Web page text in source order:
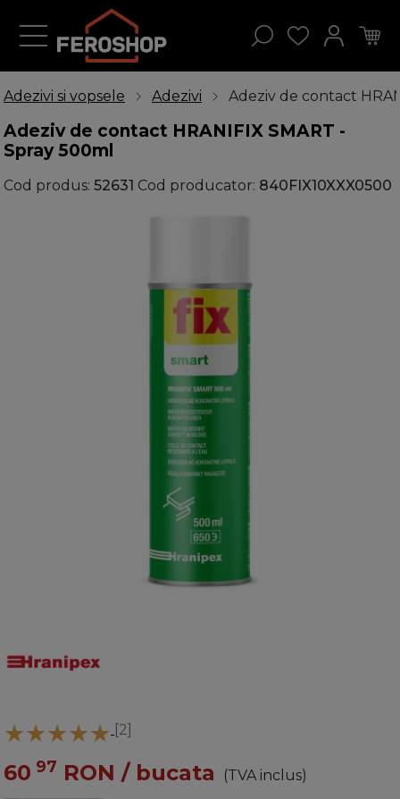
Adezivi si vopsele Adezivi Adeziv de contact
Adeziv de contact HRANIFIX SMART -
Spray 500ml
Cod produs: 52631 Cod producator: 840FIX10XXX0500
[2]
60 97 RON / bucata
(TVA inclus)